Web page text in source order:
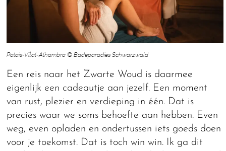
Palais-Vital-Alhambra © Badeparadies Schwarzwald
Een reis naar het Zwarte Woud is daarmee
eigenlijk een cadeautje aan jezelf. Een moment
van rust, plezier en verdieping in één. Dat is
precies waar we soms behoefte aan hebben. Even
weg, even opladen en ondertussen iets goeds doen
voor je toekomst. Dat is toch win win. Ik ga dit